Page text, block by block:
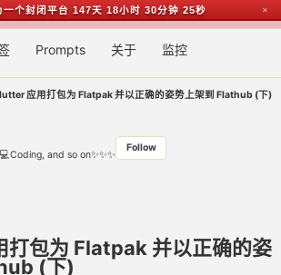
一个封闭平台 147天 18小时 30分钟 24秒 ✕
Prompts 关于 监控
应用打包为 Flatpak 并以正确的姿势上架到 Flathub (下)
and so on✨✨✨
Follow
的习惯记录app
包为 Flatpak 并以正确的姿
(下)